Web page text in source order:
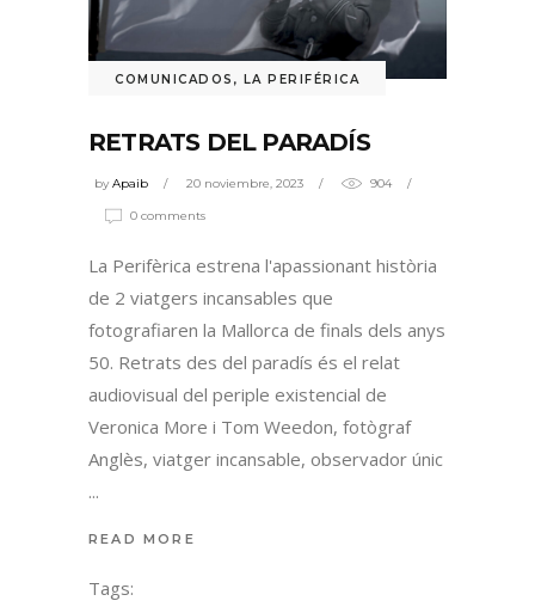
COMUNICADOS , LA PERIFÉRICA
RETRATS DEL PARADÍS
byApaib 20 noviembre, 2023 904
0 comments
La Perifèrica estrena l'apassionant història
de 2 viatgers incansables que
fotografiaren la Mallorca de finals dels anys
50. Retrats des del paradís és el relat
audiovisual del periple existencial de
Veronica More i Tom Weedon, fotògraf
Anglès, viatger incansable, observador únic
READ MORE
Tags: